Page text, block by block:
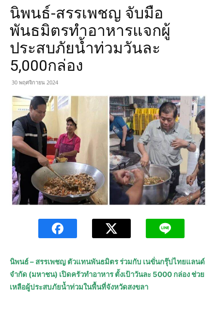
นิพนธ์-สรรเพชญ จับมือ
พันธมิตรทำอาหารแจกผู้
ประสบภัยน้ำท่วมวันละ
5,000กล่อง
30 พฤศจิกายน 2024
นิพนธ์ – สรรเพชญ ตัวแทนพันธมิตร ร่วมกับ เนขั่นกรุ๊ปไทยแลนด์
จำกัด (มหาชน) เปิดครัวทำอาหาร ตั้งเป้าวันละ 5000 กล่อง ช่วย
เหลือผู้ประสบภัยน้ำท่วมในพื้นที่จังหวัดสงขลา